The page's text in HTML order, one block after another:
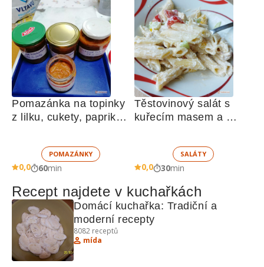
Pomazánka na topinky
z lilku, cukety, paprik,
žampionů
POMAZÁNKY
0,0 60min
Těstovinový salát s
kuřecím masem a
SALÁTY
0,0 30min
Recept najdete v kuchařkách
Domácí kuchařka: Tradiční a
moderní recepty
8082 receptů
mída